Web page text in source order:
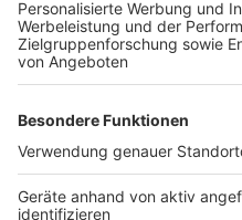
einzubetten.
sammeln.
Details durch
Nutzung des
Video